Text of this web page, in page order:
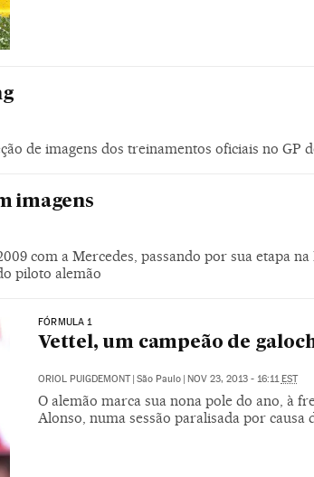
de imagens dos treinamentos oficiais no GP
imagens
com a Mercedes, passando por sua etapa
piloto alemão
FÓRMULA 1
Vettel, um campeão de
ORIOL PUIGDEMONT | São Paulo | NOV 23, 2013 - 16:11EST
O alemão marca sua nona pole do ano, à
Alonso, numa sessão paralisada por causa